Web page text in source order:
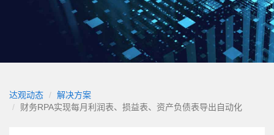
达观动态
解决方案
财务RPA实现每月利润表、损益表、资产负债表导出自动化